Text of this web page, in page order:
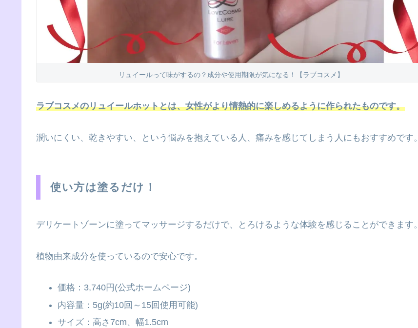
リュイールって味がするの？成分や使用期限が気になる！【ラブコスメ】
ラブコスメのリュイールホットとは、女性がより情熱的に楽しめるように作られたものです。
潤いにくい、乾きやすい、という悩みを抱えている人、痛みを感じてしまう人にもおすすめです。
使い方は塗るだけ！
デリケートゾーンに塗ってマッサージするだけで、とろけるような体験を感じることができます。
植物由来成分を使っているので安心です。
価格：3,740円(公式ホームページ)
内容量：5g(約10回～15回使用可能)
サイズ：高さ7cm、幅1.5cm